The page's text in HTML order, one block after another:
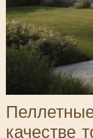
качестве